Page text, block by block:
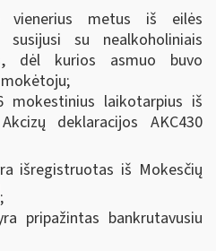
vienerius metus iš eilės
susijusi su nealkoholiniais
dėl kurios asmuo buvo
laikotarpius iš
deklaracijos AKC430
išregistruotas iš Mokesčių
;
pripažintas bankrutavusiu